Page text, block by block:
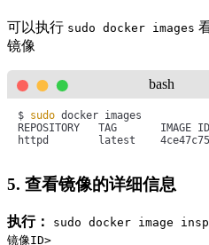
可以执行 sudo docker images
镜像
bash
$ sudo docker images
REPOSITORY   TAG
httpd        latest
5. 查看镜像的详细信息
执行：
sudo docker image
镜像ID>